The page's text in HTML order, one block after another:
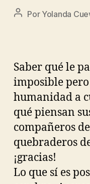
Por Yolanda
Saber qué le
imposible pero
humanidad a
qué piensan
compañeros
quebraderos
¡gracias!
Lo que sí es